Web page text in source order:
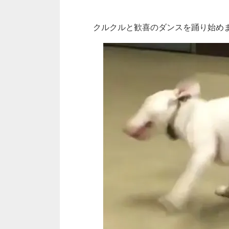
クルクルと歓喜のダンスを踊り始め